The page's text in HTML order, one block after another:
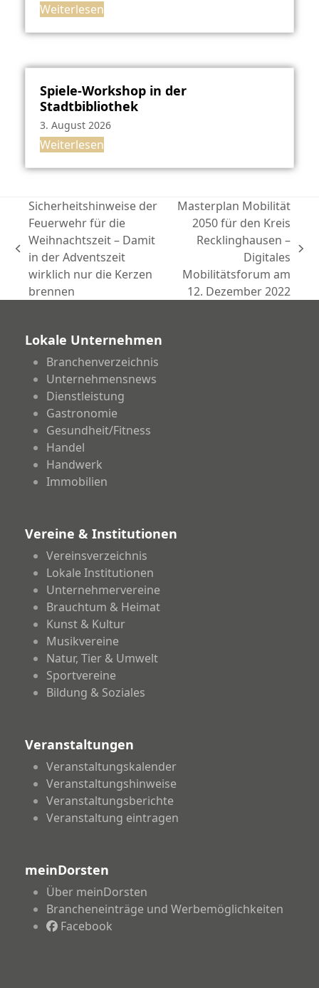
Weiterlesen
Spiele-Workshop in der
Stadtbibliothek
3. August 2026
Weiterlesen
vorheriger
Beitrag:
Sicherheitshinweise der
Feuerwehr für die
Weihnachtszeit – Damit
in der Adventszeit
wirklich nur die Kerzen
brennen
Beitrag:
Masterplan Mobilität
2050 für den Kreis
Recklinghausen –
Digitales
Mobilitätsforum am
12. Dezember 2022
Lokale Unternehmen
Branchenverzeichnis
Unternehmensnews
Dienstleistung
Gastronomie
Gesundheit/Fitness
Handel
Handwerk
Immobilien
Vereine & Institutionen
Vereinsverzeichnis
Lokale Institutionen
Unternehmervereine
Brauchtum & Heimat
Kunst & Kultur
Musikvereine
Natur, Tier & Umwelt
Sportvereine
Bildung & Soziales
Veranstaltungen
Veranstaltungskalender
Veranstaltungshinweise
Veranstaltungsberichte
Veranstaltung eintragen
meinDorsten
Über meinDorsten
Brancheneinträge und Werbemöglichkeiten
Facebook